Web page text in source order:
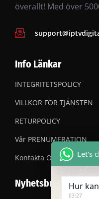
överallt! Med över
Info Länkar
INTEGRITETSPOLICY
VILLKOR FÖR TJÄNSTEN
RETURPOLICY
Vår PRENUMERATION
Kontakta OSS
Nyhetsbrev
Let's
Hur
03:27